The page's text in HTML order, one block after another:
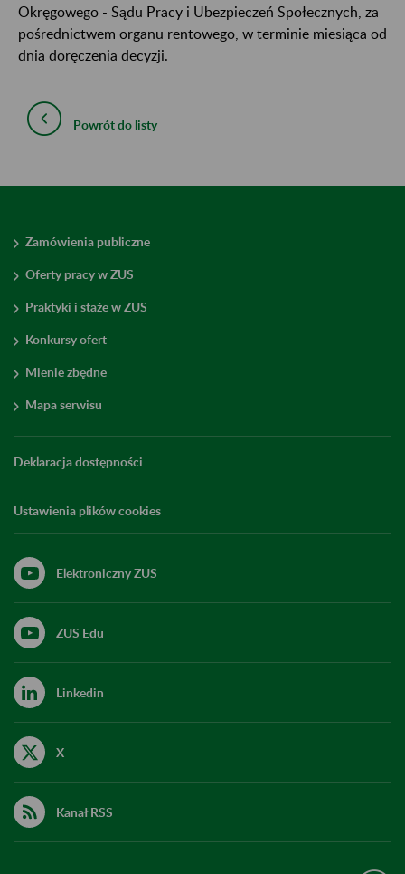
Okręgowego - Sądu Pracy i Ubezpieczeń Społecznych, za
pośrednictwem organu rentowego, w terminie miesiąca od
dnia doręczenia decyzji.
Powrót do listy
Zamówienia publiczne
Oferty pracy w ZUS
Praktyki i staże w ZUS
Konkursy ofert
Mienie zbędne
Mapa serwisu
Deklaracja dostępności
Ustawienia plików cookies
Elektroniczny ZUS
ZUS Edu
Linkedin
X
Kanał RSS